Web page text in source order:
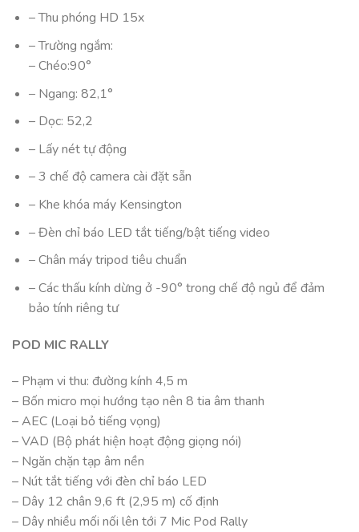
– Thu phóng HD 15x
– Trường ngắm:
– Chéo:90°
– Ngang: 82,1°
– Dọc: 52,2
– Lấy nét tự động
– 3 chế độ camera cài đặt sẵn
– Khe khóa máy Kensington
– Đèn chỉ báo LED tắt tiếng/bật tiếng video
– Chân máy tripod tiêu chuẩn
– Các thấu kính dừng ở -90° trong chế độ ngủ để đảm
bảo tính riêng tư
POD MIC RALLY
– Phạm vi thu: đường kính 4,5 m
– Bốn micro mọi hướng tạo nên 8 tia âm thanh
– AEC (Loại bỏ tiếng vọng)
– VAD (Bộ phát hiện hoạt động giọng nói)
– Ngăn chặn tạp âm nền
– Nút tắt tiếng với đèn chỉ báo LED
– Dây 12 chân 9,6 ft (2,95 m) cố định
– Dây nhiều mối nối lên tới 7 Mic Pod Rally